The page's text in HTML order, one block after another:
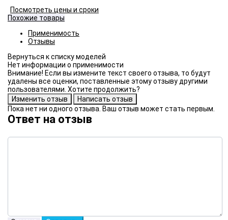
Посмотреть цены и сроки
Похожие товары
Применимость
Отзывы
Нет информации о применимости
Внимание! Если вы измените текст своего отзыва, то будут
удалены все оценки, поставленные этому отзыву другими
пользователями. Хотите продолжить?
Пока нет ни одного отзыва. Ваш отзыв может стать первым.
Ответ на отзыв